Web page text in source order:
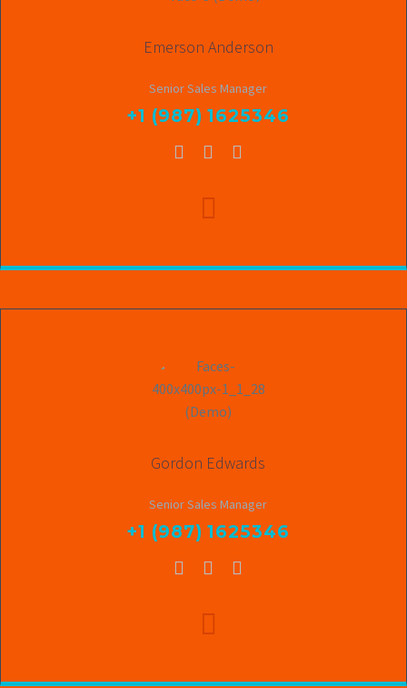
Emerson Anderson
Senior Sales Manager
+1 (987) 1625346
Gordon Edwards
Senior Sales Manager
+1 (987) 1625346